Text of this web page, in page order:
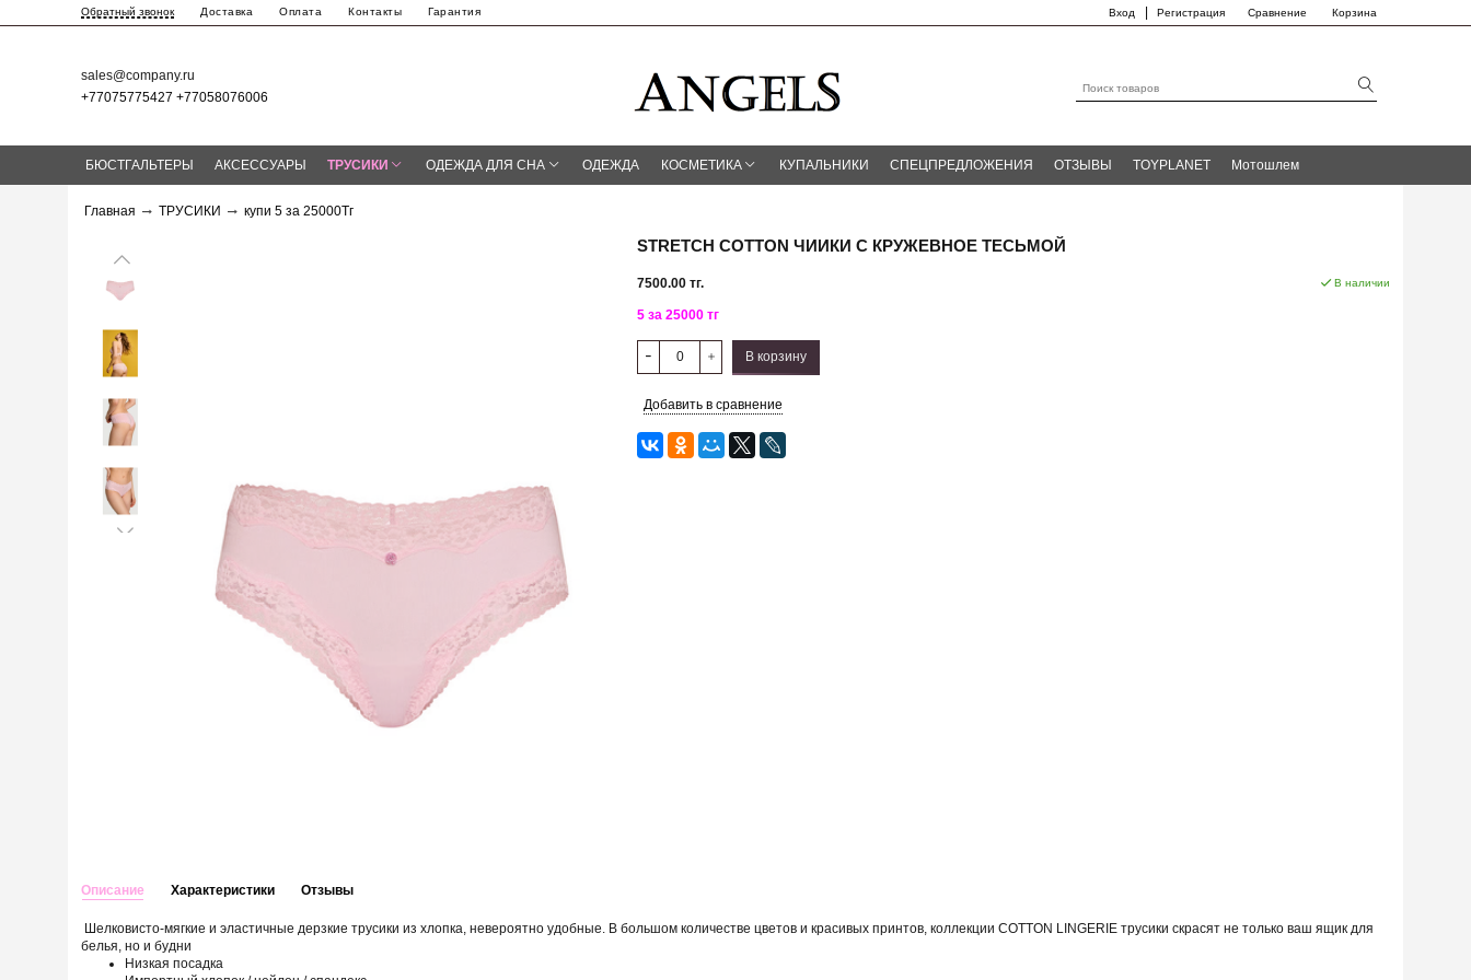
Обратный звонок Доставка Оплата Контакты Гарантия Вход Регистрация Сравнение Корзина
sales@company.ru
+77075775427 +77058076006
БЮСТГАЛЬТЕРЫ АКСЕССУАРЫ ТРУСИКИ ОДЕЖДА ДЛЯ СНА ОДЕЖДА КОСМЕТИКА КУПАЛЬНИКИ СПЕЦПРЕДЛОЖЕНИЯ ОТЗЫВЫ TOYPLANET Мотошлем
Главная ТРУСИКИ купи 5 за 25000Тг
STRETCH COTTON ЧИИКИ С КРУЖЕВНОЕ ТЕСЬМОЙ
7500.00 тг. В наличии
5 за 25000 тг
В корзину
Добавить в сравнение
Описание
Шелковисто-мягкие и эластичные дерзкие трусики из хлопка, невероятно удобные. В большом количестве цветов и красивых принтов, коллекции COTTON LINGERIE трусики скрасят не только ваш ящик для
белья, но и будни
Низкая посадка
Характеристики Отзывы